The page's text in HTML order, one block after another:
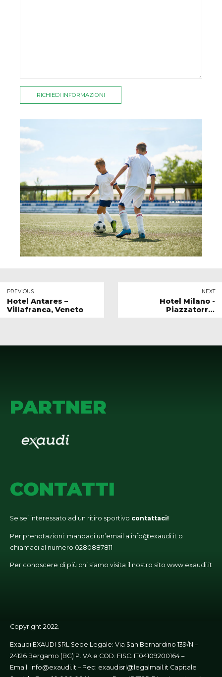
PREVIOUS
Hotel Antares –
Villafranca, Veneto
NEXT
Hotel Milano -
Piazzatorre,
PARTNER
CONTATTI
Se sei interessato ad un ritiro sportivo contattaci!
Per prenotazioni: mandaci un’email a info@exaudi.it o
chiamaci al numero 0280887811
Per conoscere di più chi siamo visita il nostro sito www.exaudi.it
Copyright 2022.
Exaudi EXAUDI SRL Sede Legale: Via San Bernardino 139/N –
24126 Bergamo (BG) P.IVA e COD. FISC. IT04109200164 –
Email: info@exaudi.it – Pec: exaudisrl@legalmail.it Capitale